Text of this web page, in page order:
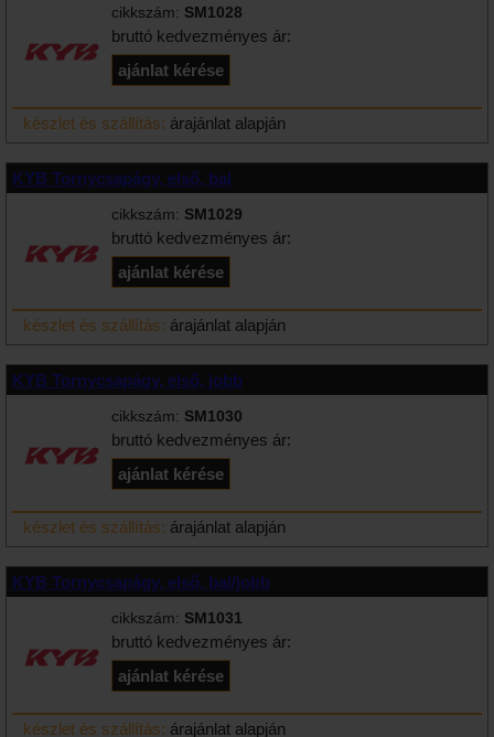
cikkszám: SM1028
bruttó kedvezményes ár:
készlet és szállítás: árajánlat alapján
KYB Tornycsapágy, első, bal
cikkszám: SM1029
bruttó kedvezményes ár:
készlet és szállítás: árajánlat alapján
KYB Tornycsapágy, első, jobb
cikkszám: SM1030
bruttó kedvezményes ár:
készlet és szállítás: árajánlat alapján
KYB Tornycsapágy, első, bal/jobb
cikkszám: SM1031
bruttó kedvezményes ár:
készlet és szállítás: árajánlat alapján